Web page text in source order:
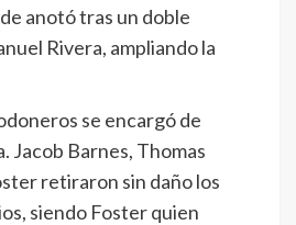
anotó tras un doble
Rivera, ampliando la
se encargó de
Jacob Barnes, Thomas
retiraron sin daño los
siendo Foster quien